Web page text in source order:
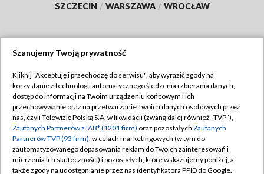
SZCZECIN / WARSZAWA / WROCŁAW
TVP
Abonament TVP
Emisja w TVP
Centrum informacji TVP
Naziemna Telewizja Cyfrowa
Regulamin TVP
Polityka prywatności
Moje zgody
Pomoc
Szanujemy Twoją prywatność
Kliknij "Akceptuję i przechodzę do serwisu", aby wyrazić zgody na
korzystanie z technologii automatycznego śledzenia i zbierania danych,
dostęp do informacji na Twoim urządzeniu końcowym i ich
przechowywanie oraz na przetwarzanie Twoich danych osobowych przez
nas, czyli Telewizję Polską S.A. w likwidacji (zwaną dalej również „TVP”),
Zaufanych Partnerów z IAB* (1201 firm) oraz pozostałych Zaufanych
Partnerów TVP (93 firm), w celach marketingowych (w tym do
zautomatyzowanego dopasowania reklam do Twoich zainteresowań i
mierzenia ich skuteczności) i pozostałych, które wskazujemy poniżej, a
także zgody na udostępnianie przez nas identyfikatora PPID do Google.